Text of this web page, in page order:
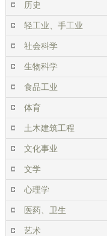
历史
轻工业、手工业
社会科学
生物科学
食品工业
体育
土木建筑工程
文化事业
文学
心理学
医药、卫生
艺术